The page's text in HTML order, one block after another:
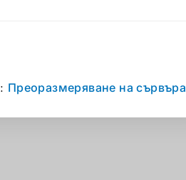
: Преоразмеряване на сървъра